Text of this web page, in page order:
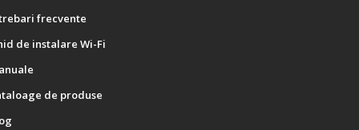
frecvente
de instalare Wi-Fi
de produse